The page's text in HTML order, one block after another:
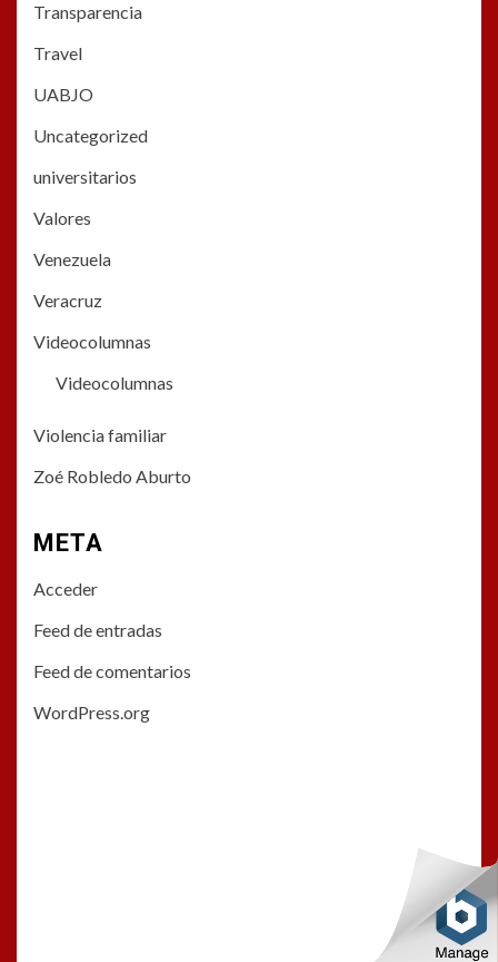
Transparencia
Travel
UABJO
Uncategorized
universitarios
Valores
Venezuela
Veracruz
Videocolumnas
Videocolumnas
Violencia familiar
Zoé Robledo Aburto
META
Acceder
Feed de entradas
Feed de comentarios
WordPress.org